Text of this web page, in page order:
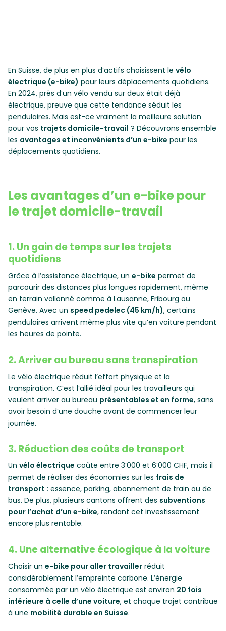
En Suisse, de plus en plus d’actifs choisissent le vélo
électrique (e-bike) pour leurs déplacements quotidiens.
En 2024, près d’un vélo vendu sur deux était déjà
électrique, preuve que cette tendance séduit les
pendulaires. Mais est-ce vraiment la meilleure solution
pour vos trajets domicile-travail ? Découvrons ensemble
les avantages et inconvénients d’un e-bike pour les
déplacements quotidiens.
Les avantages d’un e-bike pour
le trajet domicile-travail
1. Un gain de temps sur les trajets
quotidiens
Grâce à l’assistance électrique, un e-bike permet de
parcourir des distances plus longues rapidement, même
en terrain vallonné comme à Lausanne, Fribourg ou
Genève. Avec un speed pedelec (45 km/h), certains
pendulaires arrivent même plus vite qu’en voiture pendant
les heures de pointe.
2. Arriver au bureau sans transpiration
Le vélo électrique réduit l’effort physique et la
transpiration. C’est l’allié idéal pour les travailleurs qui
veulent arriver au bureau présentables et en forme, sans
avoir besoin d’une douche avant de commencer leur
journée.
3. Réduction des coûts de transport
Un vélo électrique coûte entre 3’000 et 6’000 CHF, mais il
permet de réaliser des économies sur les frais de
transport : essence, parking, abonnement de train ou de
bus. De plus, plusieurs cantons offrent des subventions
pour l’achat d’un e-bike, rendant cet investissement
encore plus rentable.
4. Une alternative écologique à la voiture
Choisir un e-bike pour aller travailler réduit
considérablement l’empreinte carbone. L’énergie
consommée par un vélo électrique est environ 20 fois
inférieure à celle d’une voiture, et chaque trajet contribue
à une mobilité durable en Suisse.